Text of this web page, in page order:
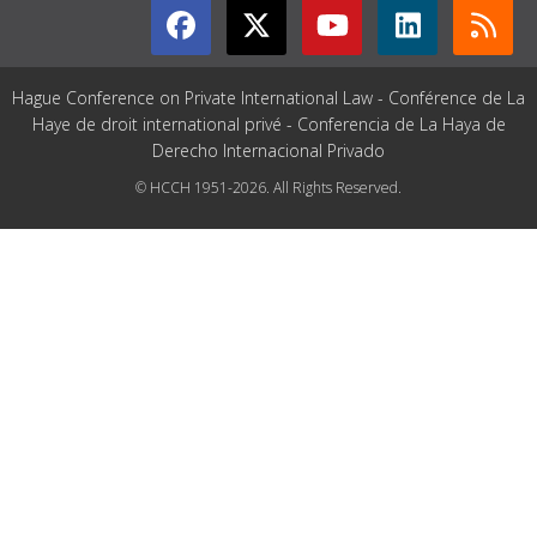
Hague Conference on Private International Law - Conférence de La
Haye de droit international privé - Conferencia de La Haya de
Derecho Internacional Privado
© HCCH 1951-2026. All Rights Reserved.